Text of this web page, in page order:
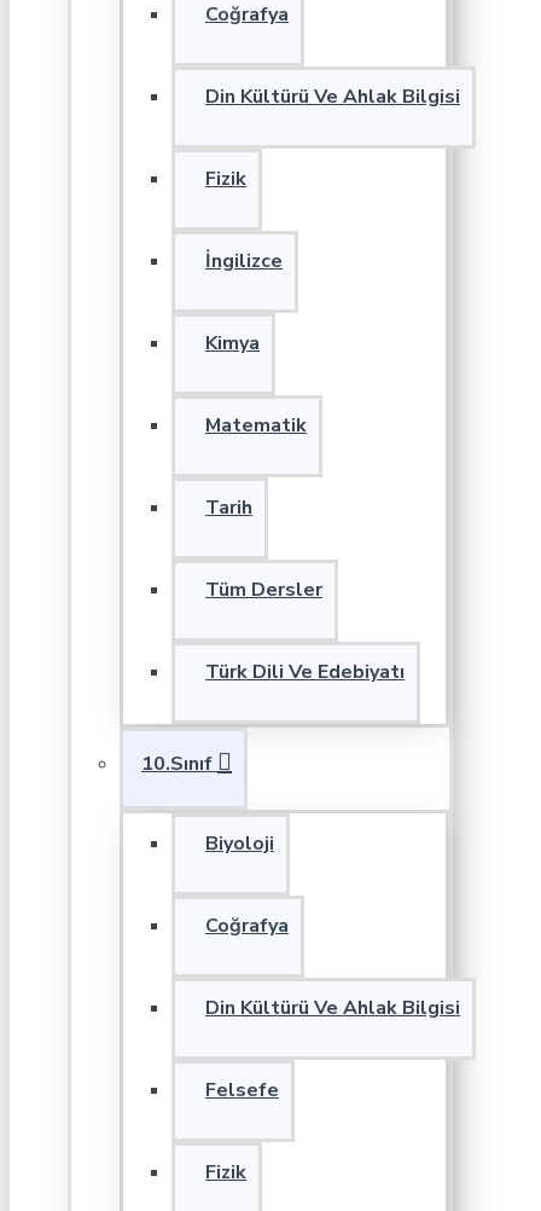
Coğrafya
Din Kültürü Ve Ahlak Bilgisi
Fizik
İngilizce
Kimya
Matematik
Tarih
Tüm Dersler
Türk Dili Ve Edebiyatı
10.Sınıf
Biyoloji
Coğrafya
Din Kültürü Ve Ahlak Bilgisi
Felsefe
Fizik